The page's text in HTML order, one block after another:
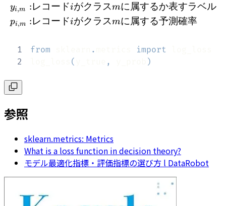
yi,m :
pi,m :
レコードiがクラスmに属するか表すラベル
レコードiがクラスmに属する予測確率
1 from . import
2
( , )
参照
sklearn.metrics: Metrics
What is a loss function in decision theory?
モデル最適化指標・評価指標の選び方 l DataRobot